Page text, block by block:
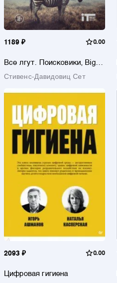
1189 ₽ 0.00
Все лгут. Поисковики, Big
вас все
Стивенс-Давидовиц Сет
2093 ₽ 0.00
Цифровая гигиена